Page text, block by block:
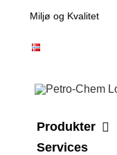
content
Miljø og Kvalitet
Produkter
Services